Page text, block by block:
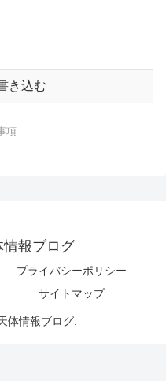
き込む
項
情報ブログ
プライバシーポリシー
サイトマップ
体情報ブログ.